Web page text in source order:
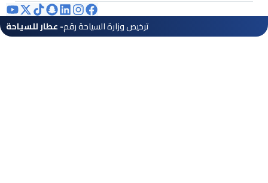
- عطار للسياحةترخيص وزارة السياحة رقم